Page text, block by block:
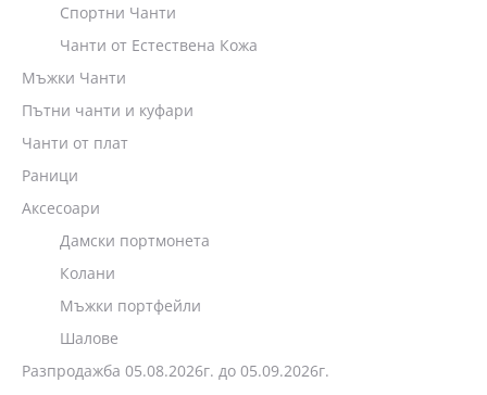
Спортни Чанти
Чанти от Естествена Кожа
Мъжки Чанти
Пътни чанти и куфари
Чанти от плат
Раници
Аксесоари
Дамски портмонета
Колани
Мъжки портфейли
Шалове
Разпродажба 05.08.2026г. до 05.09.2026г.